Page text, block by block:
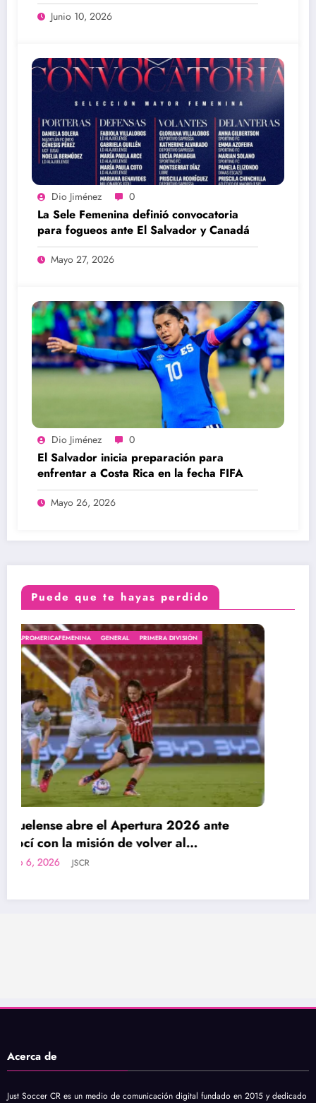
Junio 10, 2026
Dio Jiménez 0
La Sele Femenina definió convocatoria
para fogueos ante El Salvador y Canadá
Mayo 27, 2026
Dio Jiménez 0
El Salvador inicia preparación para
enfrentar a Costa Rica en la fecha FIFA
Mayo 26, 2026
Puede que te hayas perdido
#ARBITRAJE #ARBITRASTICASXJS #LIGAPROMERICAFEMENINA
PRIMERA DIVISIÓN
Jornada inaugural del Apertura 2026
contará con cuartetas arbitrales 100 %
Acerca de